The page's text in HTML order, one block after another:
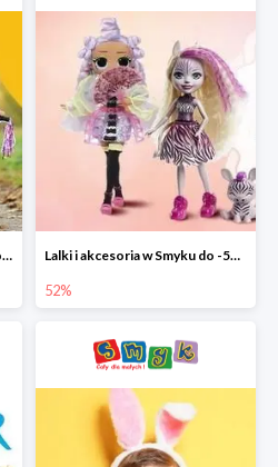
Rowerki i hulajnogi w Smyku do -50% Lalki i akcesoria w Smyku do -52%
52%